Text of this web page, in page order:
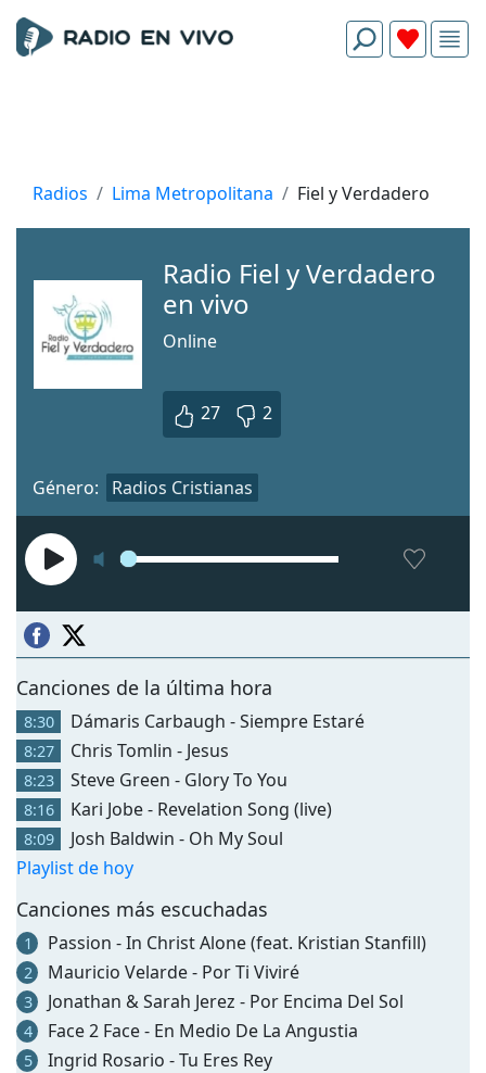
Radios Lima Metropolitana Fiel y Verdadero
Radio Fiel y Verdadero
en vivo
Online
27 2
Género: Radios Cristianas
Canciones de la última hora
8:30 Dámaris Carbaugh - Siempre Estaré
8:27 Chris Tomlin - Jesus
8:23 Steve Green - Glory To You
8:16 Kari Jobe - Revelation Song (live)
8:09
Josh Baldwin - Oh My Soul
Playlist de hoy
Canciones más escuchadas
1 Passion - In Christ Alone (feat. Kristian Stanfill)
2 Mauricio Velarde - Por Ti Viviré
3 Jonathan & Sarah Jerez - Por Encima Del Sol
4 Face 2 Face - En Medio De La Angustia
5 Ingrid Rosario - Tu Eres Rey